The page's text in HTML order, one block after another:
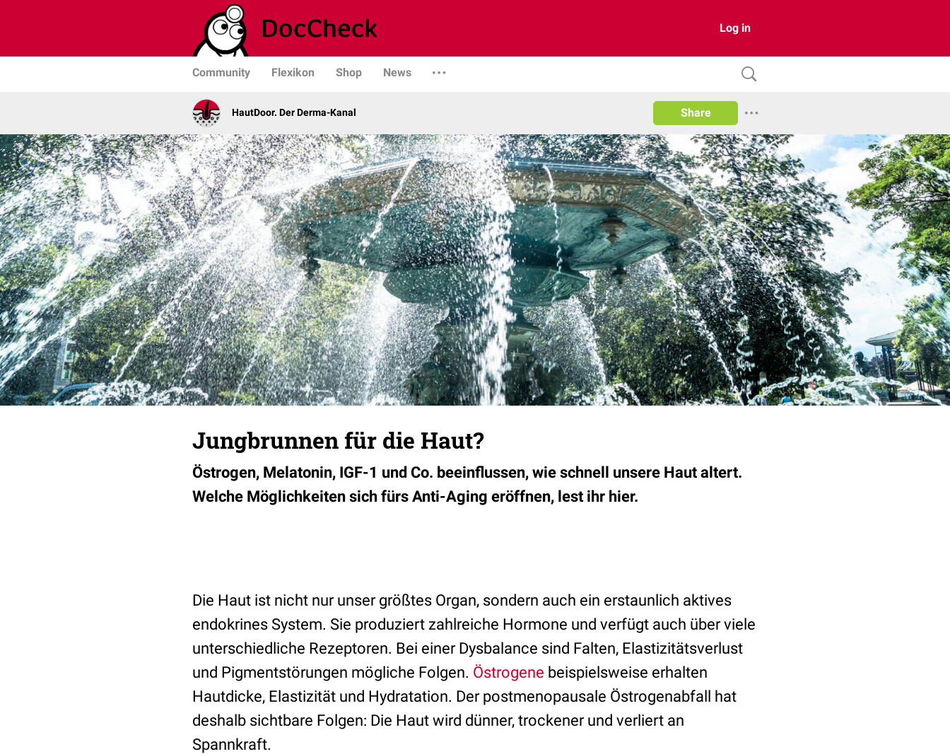
Log in
Community Flexikon Shop News
HautDoor. Der Derma-Kanal Share
Jungbrunnen für die Haut?
Östrogen, Melatonin, IGF-1 und Co. beeinflussen, wie schnell unsere Haut altert.
Welche Möglichkeiten sich fürs Anti-Aging eröffnen, lest ihr hier.
Die Haut ist nicht nur unser größtes Organ, sondern auch ein erstaunlich aktives
endokrines System. Sie produziert zahlreiche Hormone und verfügt auch über viele
unterschiedliche Rezeptoren. Bei einer Dysbalance sind Falten, Elastizitätsverlust
und Pigmentstörungen mögliche Folgen. Östrogene beispielsweise erhalten
Hautdicke, Elastizität und Hydratation. Der postmenopausale Östrogenabfall hat
deshalb sichtbare Folgen: Die Haut wird dünner, trockener und verliert an
Spannkraft.